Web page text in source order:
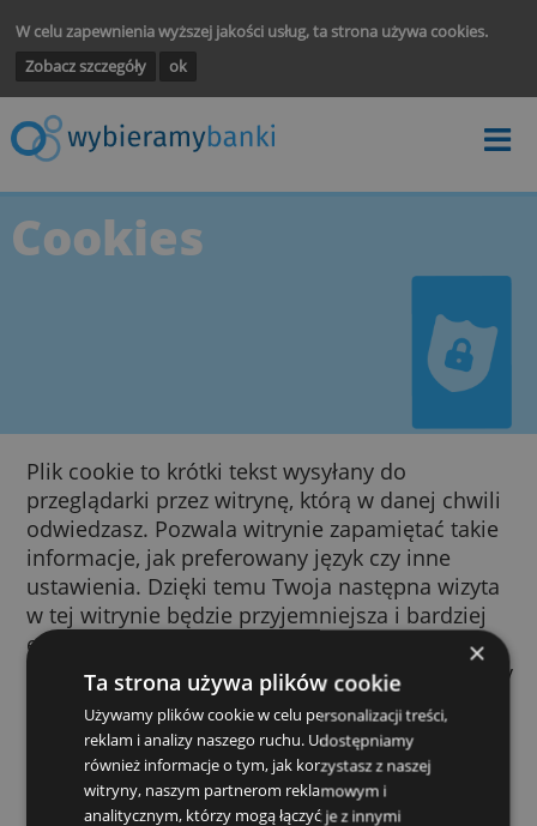
W celu zapewnienia wyższej jakości usług, ta strona używa
Zobacz szczegóły
Cookies
Plik cookie to krótki tekst wysyłany do
przeglądarki przez witrynę, którą w danej
odwiedzasz. Pozwala witrynie zapamiętać
informacje, jak preferowany język czy inne
ustawienia. Dzięki temu Twoja następna
w tej witrynie będzie przyjemniejsza i
efektywna. Pliki cookie pełnią bardzo ważną
funkcję – bez nich korzystanie z internetu
znacznie mniej przyjemne.
Ta strona używa plików cookie
Używamy plików cookie w celu personalizacji treści,